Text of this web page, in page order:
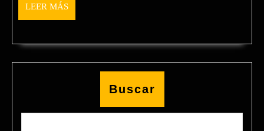
LEER MÁSLEER
MÁS
Buscar